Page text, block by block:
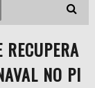
NO PI